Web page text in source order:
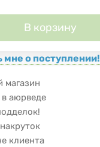
В корзину
о поступлении!
аюрведе
клиента